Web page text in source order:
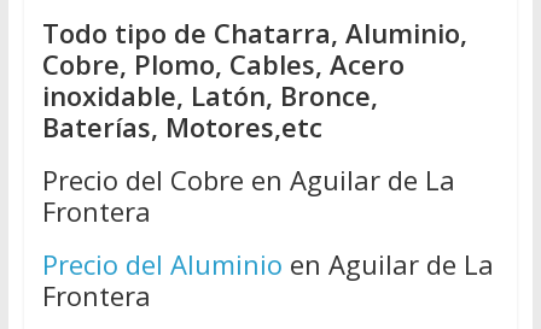
Todo tipo de Chatarra, Aluminio,
Cobre, Plomo, Cables, Acero
inoxidable, Latón, Bronce,
Baterías, Motores,etc
Precio del Cobre en Aguilar de La
Frontera
Precio del Aluminio en Aguilar de La
Frontera